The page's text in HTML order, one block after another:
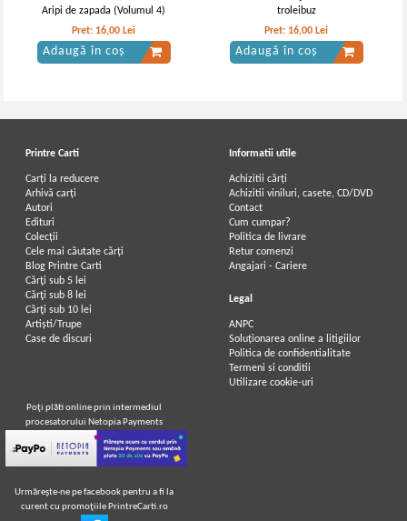
Aripi de zapada (Volumul 4)
Pret: 16,00 Lei
Adaugă în coș
troleibuz
Pret: 16,00 Lei
Adaugă în coș
Printre Carti
Carți la reducere
Arhivă carți
Autori
Edituri
Colecții
Cele mai căutate cărți
Blog Printre Carti
Cărţi sub 5 lei
Cărţi sub 8 lei
Cărţi sub 10 lei
Artiști/Trupe
Case de discuri
Informatii utile
Achizitii cărți
Achizitii viniluri, casete, CD/DVD
Contact
Cum cumpar?
Politica de livrare
Retur comenzi
Angajari - Cariere
Legal
ANPC
Soluționarea online a litigiilor
Politica de confidentialitate
Termeni si conditii
Utilizare cookie-uri
Poţi plăti online prin intermediul
procesatorului Netopia Payments
Urmăreşte-ne pe facebook pentru a fi la
curent cu promoţiile PrintreCarti.ro